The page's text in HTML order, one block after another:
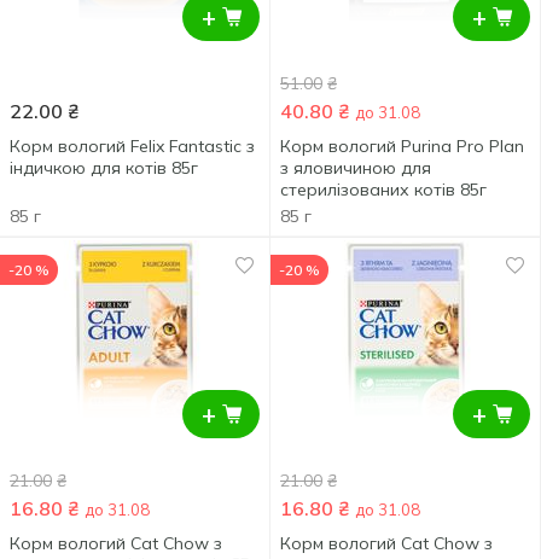
+
22.00 ₴
Корм вологий Felix Fantastic з
індичкою для котів 85г
85 г
+
51.00 ₴
40.80 ₴ до 31.08
Корм вологий Purina Pro Plan
з яловичиною для
стерилізованих котів 85г
85 г
+
-20 %
21.00 ₴
16.80 ₴ до 31.08
Корм вологий Cat Chow з
+
-20 %
21.00 ₴
16.80 ₴ до 31.08
Корм вологий Cat Chow з